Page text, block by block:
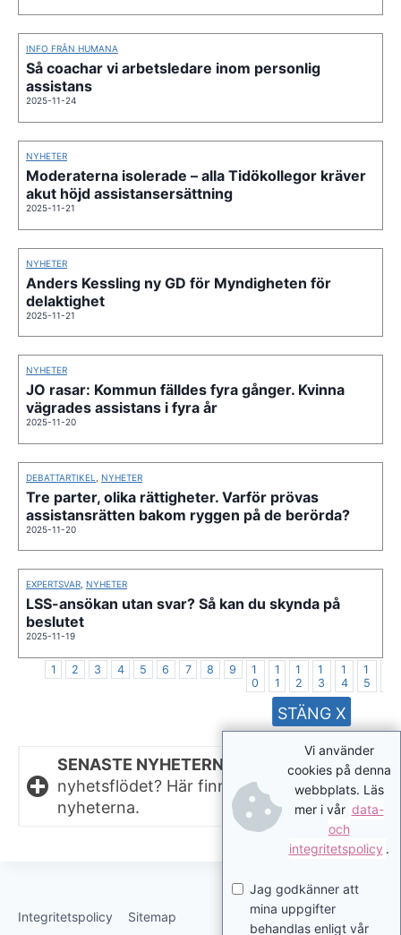
INFO FRÅN HUMANA
Så coachar vi arbetsledare inom personlig
assistans
2025-11-24
NYHETER
Moderaterna isolerade – alla Tidökollegor kräver
akut höjd assistansersättning
2025-11-21
NYHETER
Anders Kessling ny GD för Myndigheten för
delaktighet
2025-11-21
NYHETER
JO rasar: Kommun fälldes fyra gånger. Kvinna
vägrades assistans i fyra år
2025-11-20
DEBATTARTIKEL NYHETER
Tre parter, olika rättigheter. Varför prövas
assistansrätten bakom ryggen på de berörda?
2025-11-20
EXPERTSVAR, NYHETER
LSS-ansökan utan svar? Så kan du skynda på
beslutet
2025-11-19
1 2 3 4 5 6 7 8 9
1
0
1
1
1
2
1
3
1
4
1
5
SENASTE NYHETERNA.
Missat något i
nyhetsflödet? Här finns de senaste
nyheterna.
Integritetspolicy Sitemap
Vi använder
cookies på denna
webbplats. Läs
mer i vår data-
och
integritetspolicy .
Jag godkänner att
mina uppgifter
behandlas enligt vår
STÄNG X